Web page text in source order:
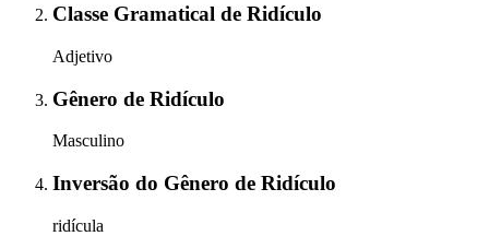
Classe Gramatical de Ridículo
Adjetivo
Gênero de Ridículo
Masculino
Inversão do Gênero de Ridículo
ridícula